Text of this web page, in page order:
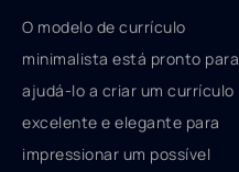
O modelo de currículo
minimalista está pronto para
ajudá-lo a criar um currículo
excelente e elegante para
impressionar um possível